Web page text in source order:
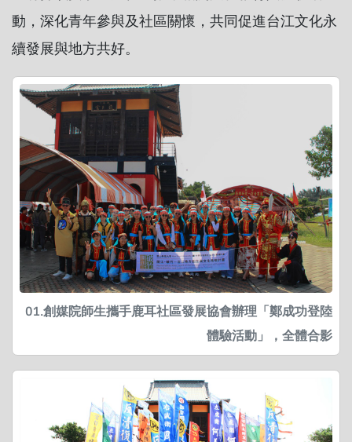
動，深化青年參與及社區關懷，共同促進台江文化永
續發展與地方共好。
01.創媒院師生攜手鹿耳社區發展協會辦理「鄭成功登陸
體驗活動」，全體合影